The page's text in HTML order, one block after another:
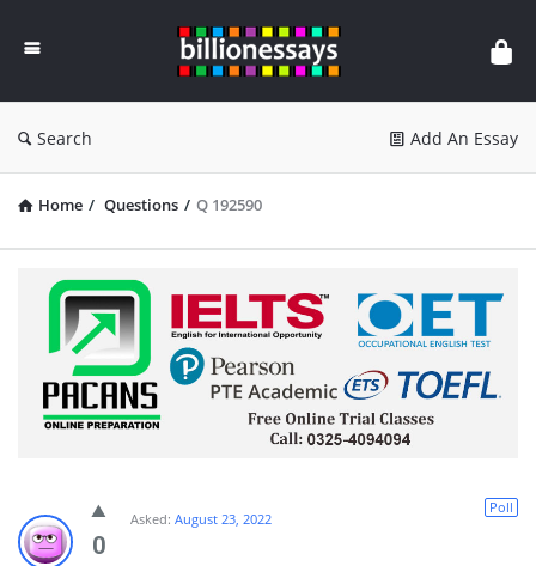
Essays
Search Add An Essay
Home / Questions / Q 192590
0
Poll
Asked: August 23, 2022